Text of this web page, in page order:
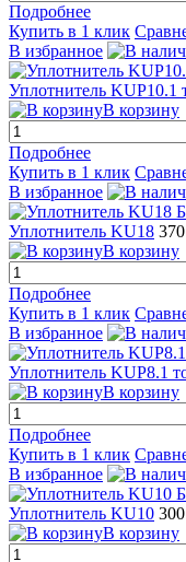
Подробнее
Купить в 1 клик
В избранное
Уплотнитель
В корзину
Подробнее
Купить в 1 клик
В избранное
Уплотнитель KU18
В корзину
Подробнее
Купить в 1 клик
В избранное
Уплотнитель KUP8.1
В корзину
Подробнее
Купить в 1 клик
В избранное
Уплотнитель KU10
В корзину